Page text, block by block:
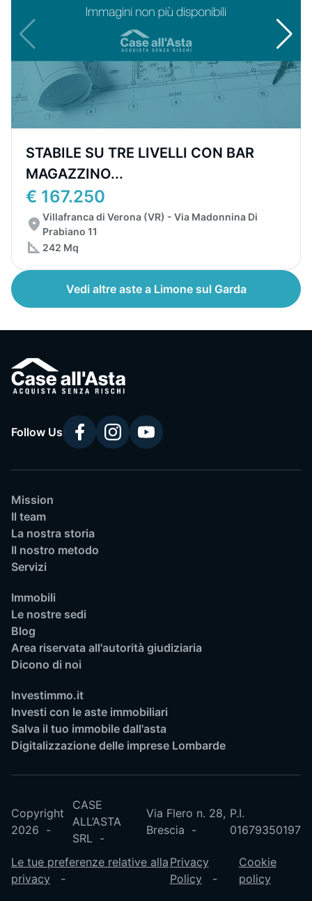
STABILE SU TRE LIVELLI CON BAR
MAGAZZINO...
€ 167.250
Villafranca di Verona (VR) - Via Madonnina Di
Prabiano 11
242 Mq
Vedi altre aste a Limone sul Garda
Follow Us
Mission
Il team
La nostra storia
Il nostro metodo
Servizi
Immobili
Le nostre sedi
Blog
Area riservata all'autorità giudiziaria
Dicono di noi
Investimmo.it
Investi con le aste immobiliari
Salva il tuo immobile dall'asta
Digitalizzazione delle imprese Lombarde
Copyright
2026
CASE
ALL’ASTA
SRL
Via Flero n. 28,
Brescia
P.I.
01679350197
Le tue preferenze relative alla
privacy
Privacy
Policy
Cookie
policy